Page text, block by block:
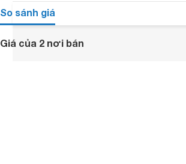
So sánh giá
Giá của 2 nơi bán